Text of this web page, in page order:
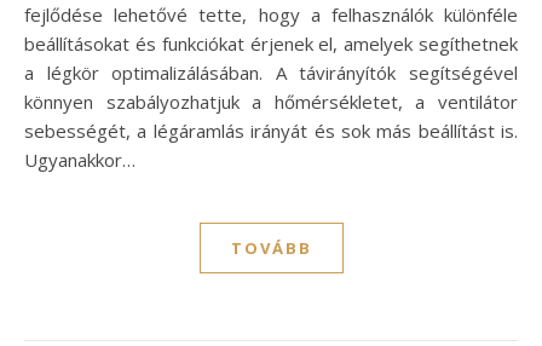
fejlődése lehetővé tette, hogy a felhasználók különféle
beállításokat és funkciókat érjenek el, amelyek segíthetnek
a légkör optimalizálásában. A távirányítók segítségével
könnyen szabályozhatjuk a hőmérsékletet, a ventilátor
sebességét, a légáramlás irányát és sok más beállítást is.
Ugyanakkor…
TOVÁBB